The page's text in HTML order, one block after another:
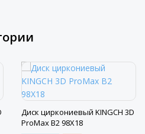
Диск циркониевый KINGCH 3D
ProMax B2 98X18